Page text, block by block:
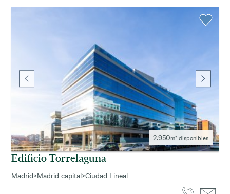
2.950m² disponibles
Edificio Torrelaguna
Madrid>Madrid capital>Ciudad Lineal